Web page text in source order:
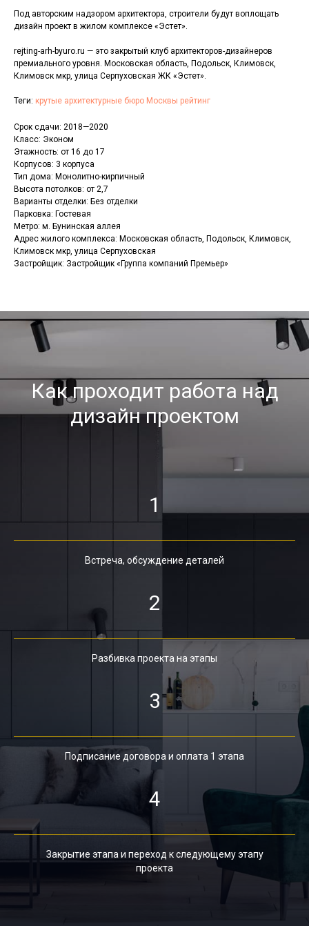
Под авторским надзором архитектора, строители будут воплощать
дизайн проект в жилом комплексе «Эстет».
rejting-arh-byuro.ru — это закрытый клуб архитекторов-дизайнеров
премиального уровня. Московская область, Подольск, Климовск,
Климовск мкр, улица Серпуховская ЖК «Эстет».
Теги: крутые архитектурные бюро Москвы рейтинг
Срок сдачи: 2018—2020
Класс: Эконом
Этажность: от 16 до 17
Корпусов: 3 корпуса
Тип дома: Монолитно-кирпичный
Высота потолков: от 2,7
Варианты отделки: Без отделки
Парковка: Гостевая
Метро: м. Бунинская аллея
Адрес жилого комплекса: Московская область, Подольск, Климовск,
Климовск мкр, улица Серпуховская
Застройщик: Застройщик «Группа компаний Премьер»
Как проходит работа над
дизайн проектом
1
Встреча, обсуждение деталей
2
Разбивка проекта на этапы
3
Подписание договора и оплата 1 этапа
4
Закрытие этапа и переход к следующему этапу
проекта